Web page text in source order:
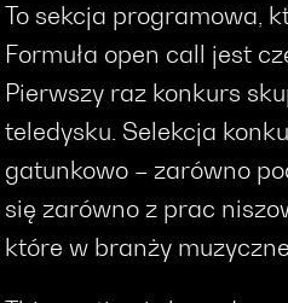
To sekcja programowa,
Formuła open call jest
Pierwszy raz konkurs
teledysku. Selekcja
gatunkowo – zarówno
się zarówno z prac
które w branży